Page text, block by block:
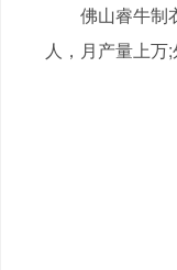
佛山睿牛制衣
人，月产量上万